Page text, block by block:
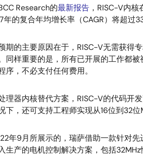
Research的最新报告 ，RISC-V内
的复合年均增长率（CAGR）将超过
期的主要原因在于，RISC-V无需获得
同样重要的是，所有已开展的工作都
序，不必支付任何费用。
理器内核替代方案，RISC-V的代码开
下，还可支持工程师实现从16位到32位
年9月所展示的，瑞萨借助一款针对先
生产的电机控制解决方案，包括